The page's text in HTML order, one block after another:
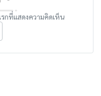
กที่แสดงความคิดเห็น